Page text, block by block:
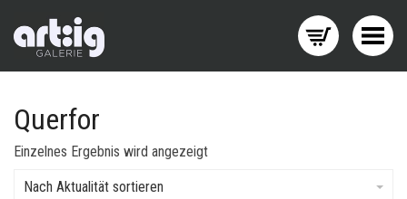
Menü wechseln
Querfor
Einzelnes Ergebnis wird angezeigt
Nach Aktualität sortieren